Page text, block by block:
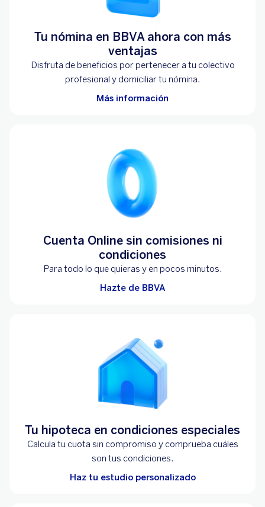
Tu nómina en BBVA ahora con más
ventajas
Disfruta de beneficios por pertenecer a tu colectivo
profesional y domiciliar tu nómina.
Más información
Cuenta Online sin comisiones ni
condiciones
Para todo lo que quieras y en pocos minutos.
Hazte de BBVA
Tu hipoteca en condiciones especiales
Calcula tu cuota sin compromiso y comprueba cuáles
son tus condiciones.
Haz tu estudio personalizado